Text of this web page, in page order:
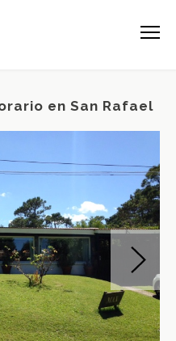
en San Rafael